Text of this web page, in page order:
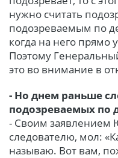
нужно считать
подозреваемым по
когда на него прямо
Поэтому
это во внимание в
- Но днем раньше
подозреваемых по
- Своим заявлением
следователю, мол:
называю. Вот вам,